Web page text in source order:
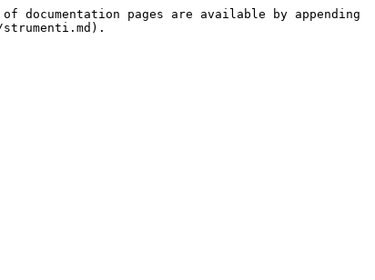
documentation pages are available by appending